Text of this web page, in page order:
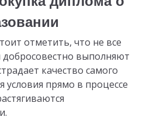
отметить, что не все
выполняют
качество самого
условия прямо в процессе